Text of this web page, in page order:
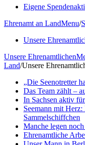
Eigene
Ehrenamt an LandMenu/
Unsere
Unsere Ehrenamtlichen
Land/Unsere
„Die Seenotretter
Das Team zählt –
In Sachsen aktiv
Seemann mit
Sammelschiffchen
Manche legen
Ehrenamtliche